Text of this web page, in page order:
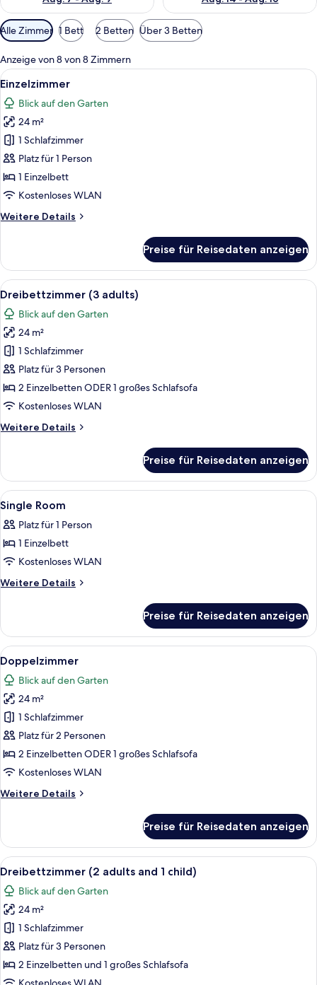
Verfügbare
Filter
für
Zimmer
Alle Zimmer 1 Bett 2 Betten Über 3 Betten
Anzeige von 8 von 8 Zimmern
Alle
Fotos
für
Einzelzimmer
anzeigen
Ein Hotelzimmer mit Bett,
6
Einzelzimmer
Blick auf den Garten
24 m²
1 Schlafzimmer
Platz für 1 Person
1 Einzelbett
Kostenloses WLAN
Weitere Details
Weitere
Preise für Reisedaten anzeigen
Alle
Fotos
für
Dreibettzimmer
(3
adults)
anzeigen
Ein Hotelzimmer mit zwei Betten,
7
Dreibettzimmer (3 adults)
Blick auf den Garten
24 m²
1 Schlafzimmer
Platz für 3 Personen
2 Einzelbetten ODER 1 großes Schlafsofa
Kostenloses WLAN
Weitere Details
Weitere
(3
adults)
Preise für Reisedaten anzeigen
Alle
Fotos
für
Single
Room
anzeigen
Ein Hotelzimmer mit Bett,
6
Single Room
Platz für 1 Person
1 Einzelbett
Kostenloses WLAN
Weitere Details
Weitere
Room
Preise für Reisedaten anzeigen
Alle
Fotos
für
Doppelzimmer
anzeigen
Ein Hotelzimmer mit Bett,
6
Doppelzimmer
Blick auf den Garten
24 m²
1 Schlafzimmer
Platz für 2 Personen
2 Einzelbetten ODER 1 großes Schlafsofa
Kostenloses WLAN
Weitere Details
Weitere
Preise für Reisedaten anzeigen
Alle
Fotos
für
Dreibettzimmer
(2
adults
and
1
Ein Hotelzimmer mit zwei Betten,
6
Dreibettzimmer (2 adults and 1 child)
Blick auf den Garten
24 m²
1 Schlafzimmer
Platz für 3 Personen
2 Einzelbetten und 1 großes Schlafsofa